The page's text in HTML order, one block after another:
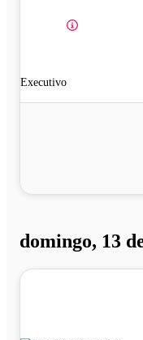
Executivo
domingo, 13